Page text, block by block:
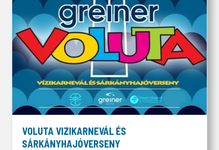
VOLUTA VIZIKARNEVÁL ÉS
SÁRKÁNYHAJÓVERSENY